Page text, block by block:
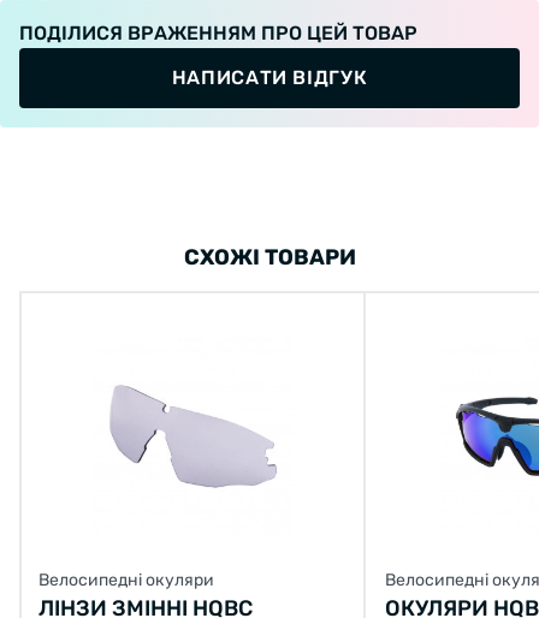
ПОДІЛИСЯ ВРАЖЕННЯМ ПРО ЦЕЙ ТОВАР
НАПИСАТИ ВІДГУК
СХОЖІ ТОВАРИ
Велосипедні окуляри
ЛІНЗИ ЗМІННІ HQBC
Велосипедні
ОКУЛЯРИ